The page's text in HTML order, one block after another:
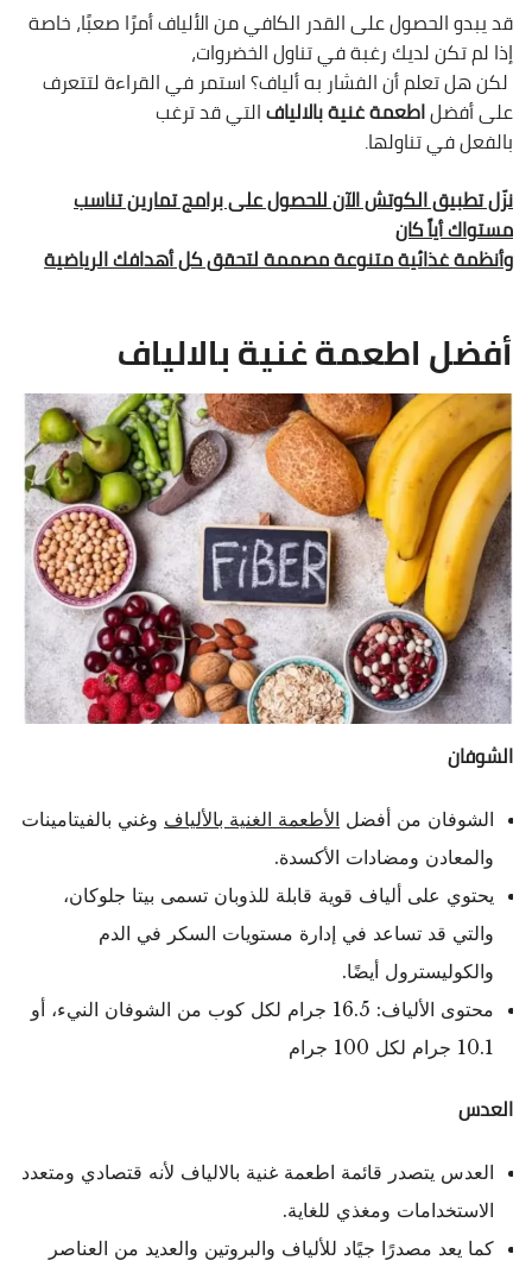
قد يبدو الحصول على القدر الكافي من الألياف أمرًا صعبًا، خاصة
إذا لم تكن لديك رغبة في تناول الخضروات،
لكن هل تعلم أن الفشار به ألياف؟ استمر في القراءة لتتعرف
على أفضلاطعمة غنية بالاليافالتي قد ترغب
بالفعل في تناولها.
نزّل تطبيق الكوتش الآن للحصول على برامج تمارين تناسب
مستواك أياً كان
وأنظمة غذائية متنوعة مصممة لتحقق كل أهدافك الرياضية
أفضل اطعمة غنية بالالياف
الشوفان
الشوفان من أفضل الأطعمة الغنية بالألياف وغني بالفيتامينات
والمعادن ومضادات الأكسدة.
يحتوي على ألياف قوية قابلة للذوبان تسمى بيتا جلوكان،
والتي قد تساعد في إدارة مستويات السكر في الدم
والكوليسترول أيضًا.
محتوى الألياف: 16.5 جرام لكل كوب من الشوفان النيء، أو
10.1 جرام لكل 100 جرام
العدس
العدس يتصدر قائمة اطعمة غنية بالالياف لأنه قتصادي ومتعدد
الاستخدامات ومغذي للغاية.
كما يعد مصدرًا جيًاد للألياف والبروتين والعديد من العناصر